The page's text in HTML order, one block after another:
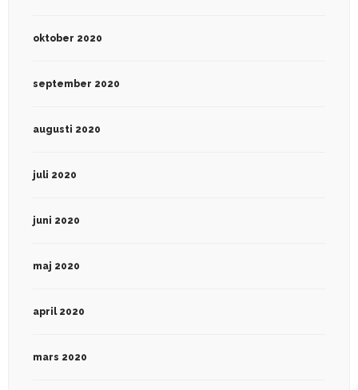
oktober 2020
september 2020
augusti 2020
juli 2020
juni 2020
maj 2020
april 2020
mars 2020